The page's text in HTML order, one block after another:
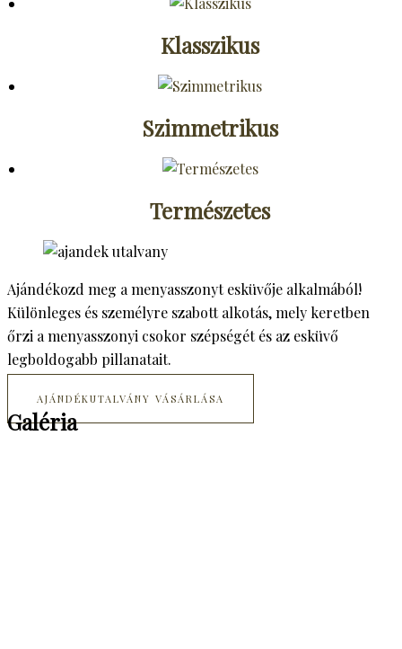
Klasszikus
Szimmetrikus
Természetes
Ajándékozd meg a menyasszonyt esküvője alkalmából!
Különleges és személyre szabott alkotás, mely keretben
őrzi a menyasszonyi csokor szépségét és az esküvő
legboldogabb pillanatait.
AJÁNDÉKUTALVÁNY VÁSÁRLÁSA
Galéria